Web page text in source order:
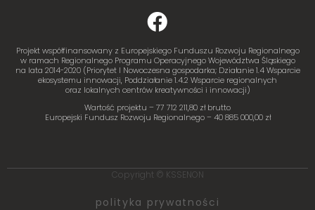
Projekt współfinansowany z Europejskiego Funduszu Rozwoju Regionalnego
w ramach Regionalnego Programu Operacyjnego Województwa Śląskiego
na lata 2014-2020 (Priorytet I Nowoczesna gospodarka; Działanie 1.4 Wsparcie
ekosystemu innowacji, Poddziałanie 1.4.2 Wsparcie regionalnych
oraz lokalnych centrów kreatywności i innowacji)
Wartość projektu – 77 712 211,80 zł brutto
Europejski Fundusz Rozwoju Regionalnego – 40 885 000,00 zł
Copyright © KSSENON
polityka prywatności